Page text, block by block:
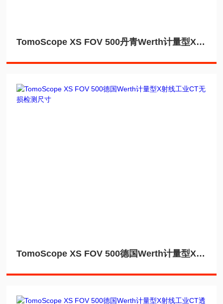
TomoScope XS FOV 500丹青Werth计量型X射线工业CT无损检测高穿透
TomoScope XS FOV 500德国Werth计量型X射线工业CT无损检测尺寸